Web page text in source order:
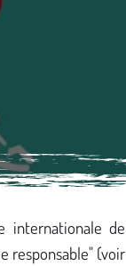
internationale de
responsable" (voir